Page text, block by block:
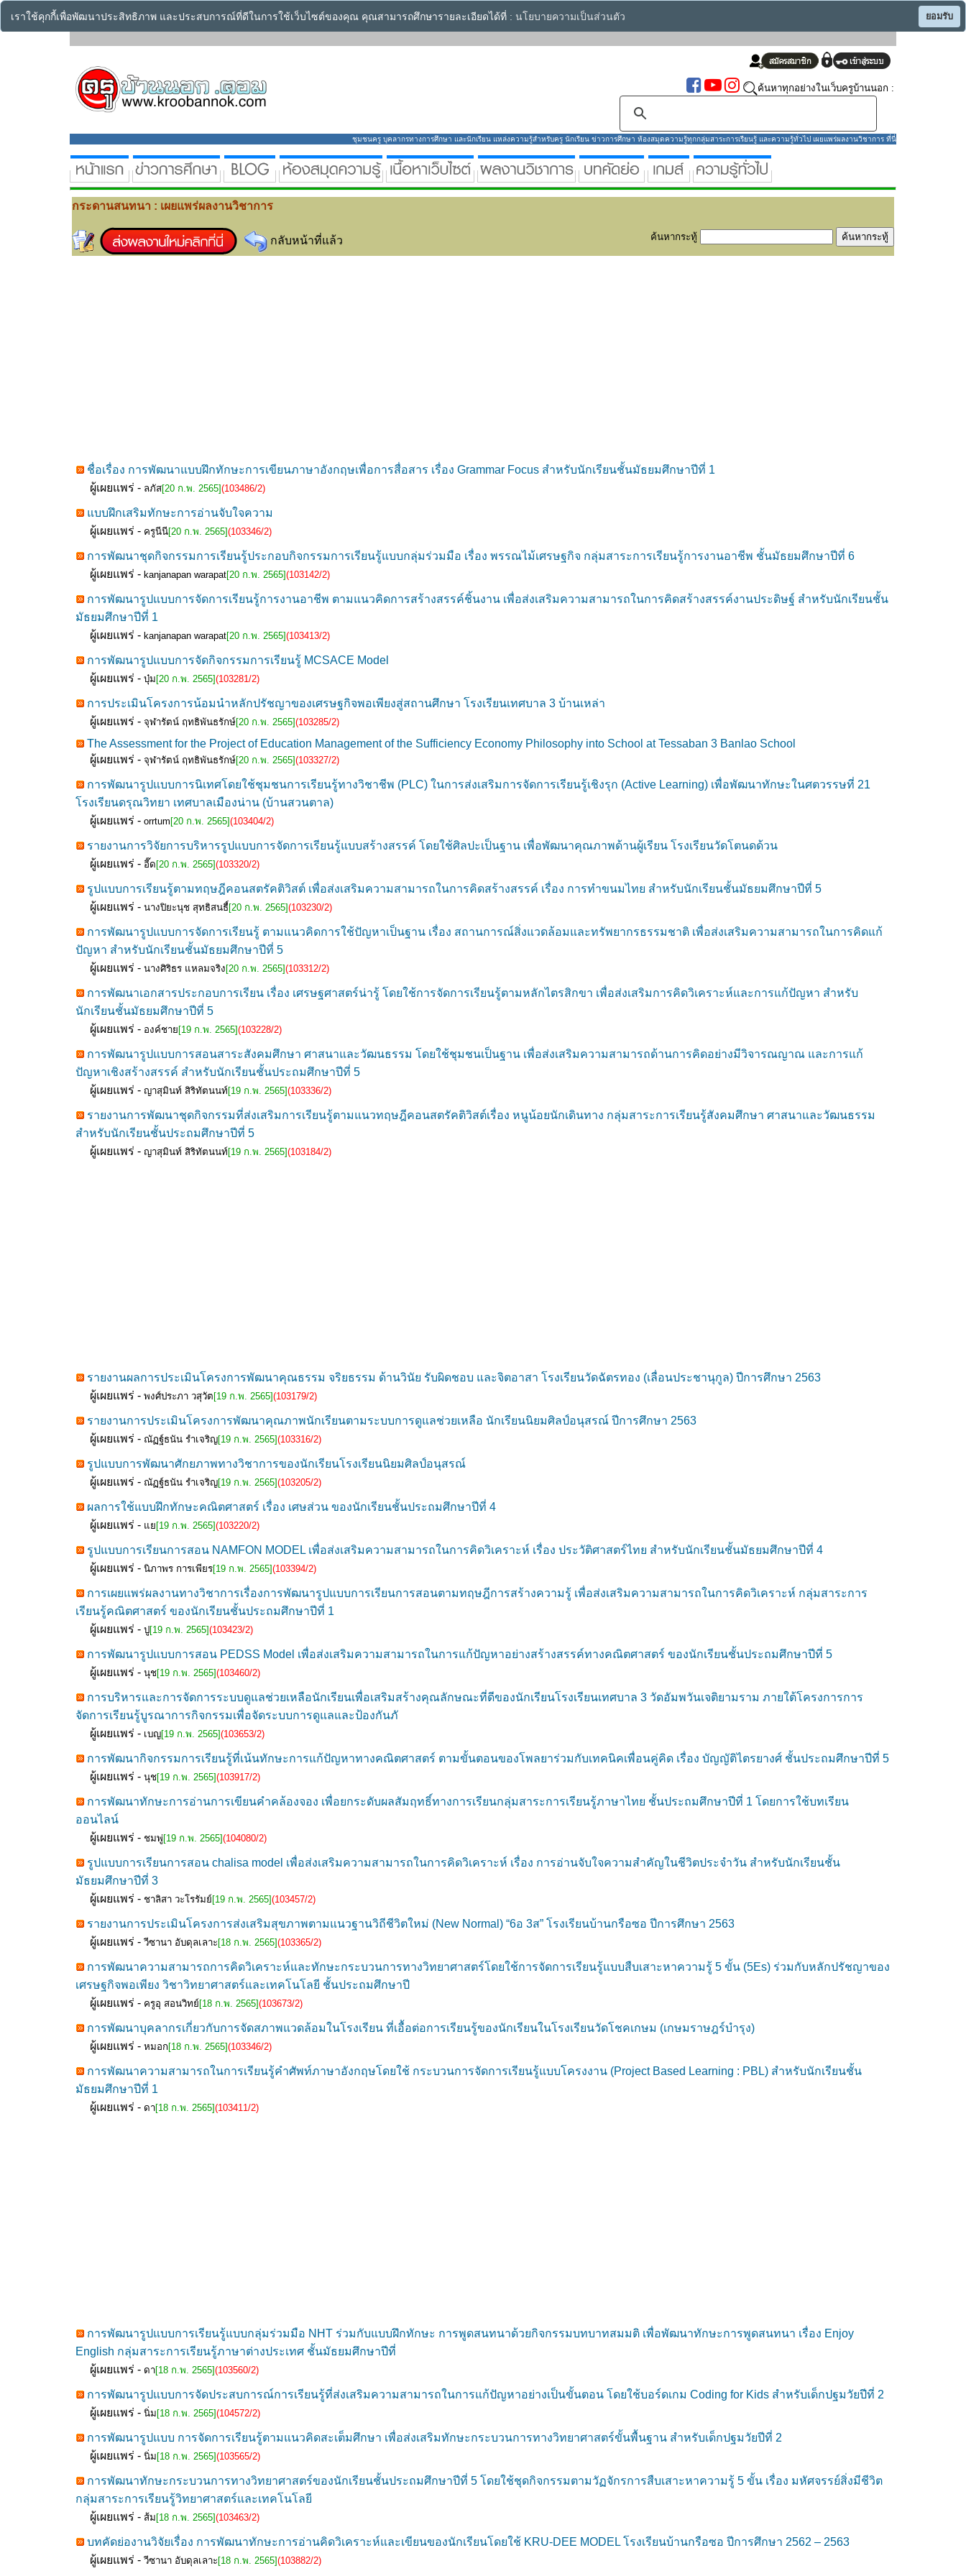
เราใช้คุกกี้เพื่อพัฒนาประสิทธิภาพ และประสบการณ์ที่ดีในการใช้เว็บไซต์ของคุณ คุณสามารถศึกษารายละเอียดได้ที่ : นโยบายความเป็นส่วนตัว ยอมรับ
ค้นหาทุกอย่างในเว็บครูบ้านนอก :
ชุมชนครู บุคลากรทางการศึกษา และนักเรียน แหล่งความรู้สำหรับครู นักเรียน ข่าวการศึกษา ห้องสมุดความรู้ทุกกลุ่มสาระการเรียนรู้ และความรู้ทั่วไป เผยแพร่ผลงานวิชาการ ที่นี่
กระดานสนทนา : เผยแพร่ผลงานวิชาการ
กลับหน้าที่แล้ว ค้นหากระทู้
ชื่อเรื่อง การพัฒนาแบบฝึกทักษะการเขียนภาษาอังกฤษเพื่อการสื่อสาร เรื่อง Grammar Focus สำหรับนักเรียนชั้นมัธยมศึกษาปีที่ 1
ผู้เผยแพร่ - ลภัส[20 ก.พ. 2565](103486/2)
แบบฝึกเสริมทักษะการอ่านจับใจความ
ผู้เผยแพร่ - ครูนีนี[20 ก.พ. 2565](103346/2)
การพัฒนาชุดกิจกรรมการเรียนรู้ประกอบกิจกรรมการเรียนรู้แบบกลุ่มร่วมมือ เรื่อง พรรณไม้เศรษฐกิจ กลุ่มสาระการเรียนรู้การงานอาชีพ ชั้นมัธยมศึกษาปีที่ 6
ผู้เผยแพร่ - kanjanapan warapat[20 ก.พ. 2565](103142/2)
การพัฒนารูปแบบการจัดการเรียนรู้การงานอาชีพ ตามแนวคิดการสร้างสรรค์ชิ้นงาน เพื่อส่งเสริมความสามารถในการคิดสร้างสรรค์งานประดิษฐ์ สำหรับนักเรียนชั้น
มัธยมศึกษาปีที่ 1
ผู้เผยแพร่ - kanjanapan warapat[20 ก.พ. 2565](103413/2)
การพัฒนารูปแบบการจัดกิจกรรมการเรียนรู้ MCSACE Model
ผู้เผยแพร่ - บุ๋ม [20 ก.พ. 2565](103281/2)
การประเมินโครงการน้อมนำหลักปรัชญาของเศรษฐกิจพอเพียงสู่สถานศึกษา โรงเรียนเทศบาล 3 บ้านเหล่า
ผู้เผยแพร่ - จุฬารัตน์ ฤทธิพันธรักษ์[20 ก.พ. 2565](103285/2)
The Assessment for the Project of Education Management of the Sufficiency Economy Philosophy into School at Tessaban 3 Banlao School
ผู้เผยแพร่ - จุฬารัตน์ ฤทธิพันธรักษ์[20 ก.พ. 2565](103327/2)
การพัฒนารูปแบบการนิเทศโดยใช้ชุมชนการเรียนรู้ทางวิชาชีพ (PLC) ในการส่งเสริมการจัดการเรียนรู้เชิงรุก (Active Learning) เพื่อพัฒนาทักษะในศตวรรษที่ 21
โรงเรียนดรุณวิทยา เทศบาลเมืองน่าน (บ้านสวนตาล)
ผู้เผยแพร่ - orrtum [20 ก.พ. 2565](103404/2)
รายงานการวิจัยการบริหารรูปแบบการจัดการเรียนรู้แบบสร้างสรรค์ โดยใช้ศิลปะเป็นฐาน เพื่อพัฒนาคุณภาพด้านผู้เรียน โรงเรียนวัดโตนดด้วน
ผู้เผยแพร่ - อี๊ด [20 ก.พ. 2565](103320/2)
รูปแบบการเรียนรู้ตามทฤษฎีคอนสตรัคติวิสต์ เพื่อส่งเสริมความสามารถในการคิดสร้างสรรค์ เรื่อง การทำขนมไทย สำหรับนักเรียนชั้นมัธยมศึกษาปีที่ 5
ผู้เผยแพร่ - นางปิยะนุช สุทธิสนธื์ [20 ก.พ. 2565](103230/2)
การพัฒนารูปแบบการจัดการเรียนรู้ ตามแนวคิดการใช้ปัญหาเป็นฐาน เรื่อง สถานการณ์สิ่งแวดล้อมและทรัพยากรธรรมชาติ เพื่อส่งเสริมความสามารถในการคิดแก้
ปัญหา สำหรับนักเรียนชั้นมัธยมศึกษาปีที่ 5
ผู้เผยแพร่ - นางศิริธร แหลมจริง [20 ก.พ. 2565](103312/2)
การพัฒนาเอกสารประกอบการเรียน เรื่อง เศรษฐศาสตร์น่ารู้ โดยใช้การจัดการเรียนรู้ตามหลักไตรสิกขา เพื่อส่งเสริมการคิดวิเคราะห์และการแก้ปัญหา สำหรับ
นักเรียนชั้นมัธยมศึกษาปีที่ 5
ผู้เผยแพร่ - องค์ชาย [19 ก.พ. 2565](103228/2)
การพัฒนารูปแบบการสอนสาระสังคมศึกษา ศาสนาและวัฒนธรรม โดยใช้ชุมชนเป็นฐาน เพื่อส่งเสริมความสามารถด้านการคิดอย่างมีวิจารณญาณ และการแก้
ปัญหาเชิงสร้างสรรค์ สำหรับนักเรียนชั้นประถมศึกษาปีที่ 5
ผู้เผยแพร่ - ญาสุมินท์ สิริทัตนนท์ [19 ก.พ. 2565](103336/2)
รายงานการพัฒนาชุดกิจกรรมที่ส่งเสริมการเรียนรู้ตามแนวทฤษฎีคอนสตรัคติวิสต์เรื่อง หนูน้อยนักเดินทาง กลุ่มสาระการเรียนรู้สังคมศึกษา ศาสนาและวัฒนธรรม
สำหรับนักเรียนชั้นประถมศึกษาปีที่ 5
ผู้เผยแพร่ - ญาสุมินท์ สิริทัตนนท์ [19 ก.พ. 2565](103184/2)
รายงานผลการประเมินโครงการพัฒนาคุณธรรม จริยธรรม ด้านวินัย รับผิดชอบ และจิตอาสา โรงเรียนวัดฉัตรทอง (เลื่อนประชานุกูล) ปีการศึกษา 2563
ผู้เผยแพร่ - พงศ์ประภา วสุวัต [19 ก.พ. 2565](103179/2)
รายงานการประเมินโครงการพัฒนาคุณภาพนักเรียนตามระบบการดูแลช่วยเหลือ นักเรียนนิยมศิลป์อนุสรณ์ ปีการศึกษา 2563
ผู้เผยแพร่ - ณัฏฐ์ธนัน รำเจริญ[19 ก.พ. 2565](103316/2)
รูปแบบการพัฒนาศักยภาพทางวิชาการของนักเรียนโรงเรียนนิยมศิลป์อนุสรณ์
ผู้เผยแพร่ - ณัฏฐ์ธนัน รำเจริญ[19 ก.พ. 2565](103205/2)
ผลการใช้แบบฝึกทักษะคณิตศาสตร์ เรื่อง เศษส่วน ของนักเรียนชั้นประถมศึกษาปีที่ 4
ผู้เผยแพร่ - แย [19 ก.พ. 2565](103220/2)
รูปแบบการเรียนการสอน NAMFON MODEL เพื่อส่งเสริมความสามารถในการคิดวิเคราะห์ เรื่อง ประวัติศาสตร์ไทย สำหรับนักเรียนชั้นมัธยมศึกษาปีที่ 4
ผู้เผยแพร่ - นิภาพร การเพียร[19 ก.พ. 2565](103394/2)
การเผยแพร่ผลงานทางวิชาการเรื่องการพัฒนารูปแบบการเรียนการสอนตามทฤษฎีการสร้างความรู้ เพื่อส่งเสริมความสามารถในการคิดวิเคราะห์ กลุ่มสาระการ
เรียนรู้คณิตศาสตร์ ของนักเรียนชั้นประถมศึกษาปีที่ 1
ผู้เผยแพร่ - ปู [19 ก.พ. 2565](103423/2)
การพัฒนารูปแบบการสอน PEDSS Model เพื่อส่งเสริมความสามารถในการแก้ปัญหาอย่างสร้างสรรค์ทางคณิตศาสตร์ ของนักเรียนชั้นประถมศึกษาปีที่ 5
ผู้เผยแพร่ - นุช[19 ก.พ. 2565](103460/2)
การบริหารและการจัดการระบบดูแลช่วยเหลือนักเรียนเพื่อเสริมสร้างคุณลักษณะที่ดีของนักเรียนโรงเรียนเทศบาล 3 วัดอัมพวันเจติยามราม ภายใต้โครงการการ
จัดการเรียนรู้บูรณาการกิจกรรมเพื่อจัดระบบการดูแลและป้องกันภั
ผู้เผยแพร่ - เบญ[19 ก.พ. 2565](103653/2)
การพัฒนากิจกรรมการเรียนรู้ที่เน้นทักษะการแก้ปัญหาทางคณิตศาสตร์ ตามขั้นตอนของโพลยาร่วมกับเทคนิคเพื่อนคู่คิด เรื่อง บัญญัติไตรยางศ์ ชั้นประถมศึกษาปีที่ 5
ผู้เผยแพร่ - นุช[19 ก.พ. 2565](103917/2)
การพัฒนาทักษะการอ่านการเขียนคำคล้องจอง เพื่อยกระดับผลสัมฤทธิ์ทางการเรียนกลุ่มสาระการเรียนรู้ภาษาไทย ชั้นประถมศึกษาปีที่ 1 โดยการใช้บทเรียน
ออนไลน์
ผู้เผยแพร่ - ชมพู่ [19 ก.พ. 2565](104080/2)
รูปแบบการเรียนการสอน chalisa model เพื่อส่งเสริมความสามารถในการคิดวิเคราะห์ เรื่อง การอ่านจับใจความสำคัญในชีวิตประจำวัน สำหรับนักเรียนชั้น
มัธยมศึกษาปีที่ 3
ผู้เผยแพร่ - ชาลิสา วะโรรัมย์ [19 ก.พ. 2565](103457/2)
รายงานการประเมินโครงการส่งเสริมสุขภาพตามแนวฐานวิถีชีวิตใหม่ (New Normal) “6อ 3ส” โรงเรียนบ้านกรือซอ ปีการศึกษา 2563
ผู้เผยแพร่ - วีซานา อับดุลเลาะ [18 ก.พ. 2565](103365/2)
การพัฒนาความสามารถการคิดวิเคราะห์และทักษะกระบวนการทางวิทยาศาสตร์โดยใช้การจัดการเรียนรู้แบบสืบเสาะหาความรู้ 5 ขั้น (5Es) ร่วมกับหลักปรัชญาของ
เศรษฐกิจพอเพียง วิชาวิทยาศาสตร์และเทคโนโลยี ชั้นประถมศึกษาปี
ผู้เผยแพร่ - ครูอุ สอนวิทย์ [18 ก.พ. 2565](103673/2)
การพัฒนาบุคลากรเกี่ยวกับการจัดสภาพแวดล้อมในโรงเรียน ที่เอื้อต่อการเรียนรู้ของนักเรียนในโรงเรียนวัดโชคเกษม (เกษมราษฎร์บำรุง)
ผู้เผยแพร่ - หมอก [18 ก.พ. 2565](103346/2)
การพัฒนาความสามารถในการเรียนรู้คำศัพท์ภาษาอังกฤษโดยใช้ กระบวนการจัดการเรียนรู้แบบโครงงาน (Project Based Learning : PBL) สำหรับนักเรียนชั้น
มัธยมศึกษาปีที่ 1
ผู้เผยแพร่ - ดา[18 ก.พ. 2565](103411/2)
การพัฒนารูปแบบการเรียนรู้แบบกลุ่มร่วมมือ NHT ร่วมกับแบบฝึกทักษะ การพูดสนทนาด้วยกิจกรรมบทบาทสมมติ เพื่อพัฒนาทักษะการพูดสนทนา เรื่อง Enjoy
English กลุ่มสาระการเรียนรู้ภาษาต่างประเทศ ชั้นมัธยมศึกษาปีที่
ผู้เผยแพร่ - ดา[18 ก.พ. 2565](103560/2)
การพัฒนารูปแบบการจัดประสบการณ์การเรียนรู้ที่ส่งเสริมความสามารถในการแก้ปัญหาอย่างเป็นขั้นตอน โดยใช้บอร์ดเกม Coding for Kids สำหรับเด็กปฐมวัยปีที่ 2
ผู้เผยแพร่ - นิ่ม [18 ก.พ. 2565](104572/2)
การพัฒนารูปแบบ การจัดการเรียนรู้ตามแนวคิดสะเต็มศึกษา เพื่อส่งเสริมทักษะกระบวนการทางวิทยาศาสตร์ขั้นพื้นฐาน สำหรับเด็กปฐมวัยปีที่ 2
ผู้เผยแพร่ - นิ่ม [18 ก.พ. 2565](103565/2)
การพัฒนาทักษะกระบวนการทางวิทยาศาสตร์ของนักเรียนชั้นประถมศึกษาปีที่ 5 โดยใช้ชุดกิจกรรมตามวัฏจักรการสืบเสาะหาความรู้ 5 ขั้น เรื่อง มหัศจรรย์สิ่งมีชีวิต
กลุ่มสาระการเรียนรู้วิทยาศาสตร์และเทคโนโลยี
ผู้เผยแพร่ - ส้ม [18 ก.พ. 2565](103463/2)
บทคัดย่องานวิจัยเรื่อง การพัฒนาทักษะการอ่านคิดวิเคราะห์และเขียนของนักเรียนโดยใช้ KRU-DEE MODEL โรงเรียนบ้านกรือซอ ปีการศึกษา 2562 – 2563
ผู้เผยแพร่ - วีซานา อับดุลเลาะ [18 ก.พ. 2565](103882/2)